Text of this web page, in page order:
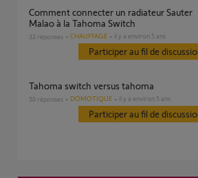
Comment connecter un radiateur Sauter
Malao à la Tahoma Switch
32 réponses CHAUFFAGE il y a environ 5 ans
Participer au fil de
tahoma switch versus tahoma
50 réponses DOMOTIQUE il y a environ 5 ans
Participer au fil de